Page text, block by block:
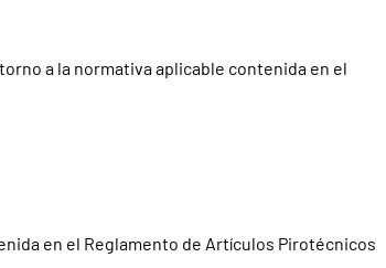
a la normativa aplicable contenida en el
en el Reglamento de Artículos Pirotécnicos